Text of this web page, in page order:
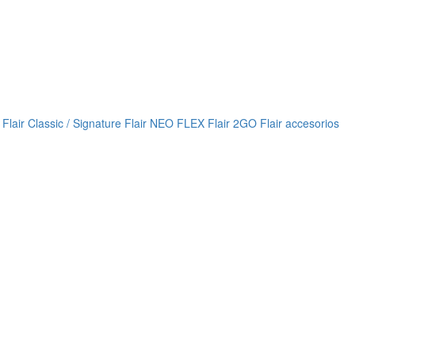
Flair Classic / Signature Flair NEO FLEX Flair 2GO Flair accesorios